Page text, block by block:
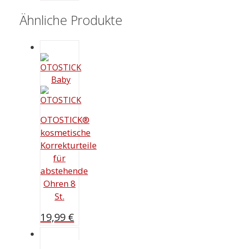
Ähnliche Produkte
OTOSTICK®
kosmetische
Korrekturteile
für
abstehende
Ohren 8
St.
19,99 €